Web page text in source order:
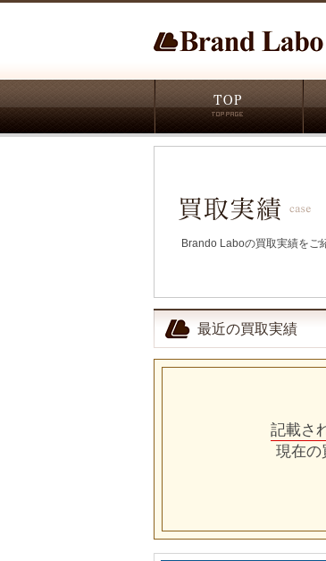
Brando Laboの買取実績をご
最近の買取実績
記載さ
現在の